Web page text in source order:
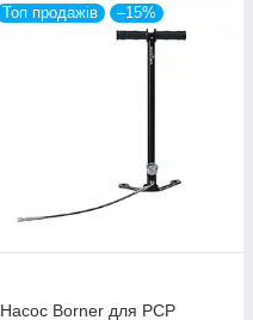
Топ продажів –15%
Насос Borner для PCP